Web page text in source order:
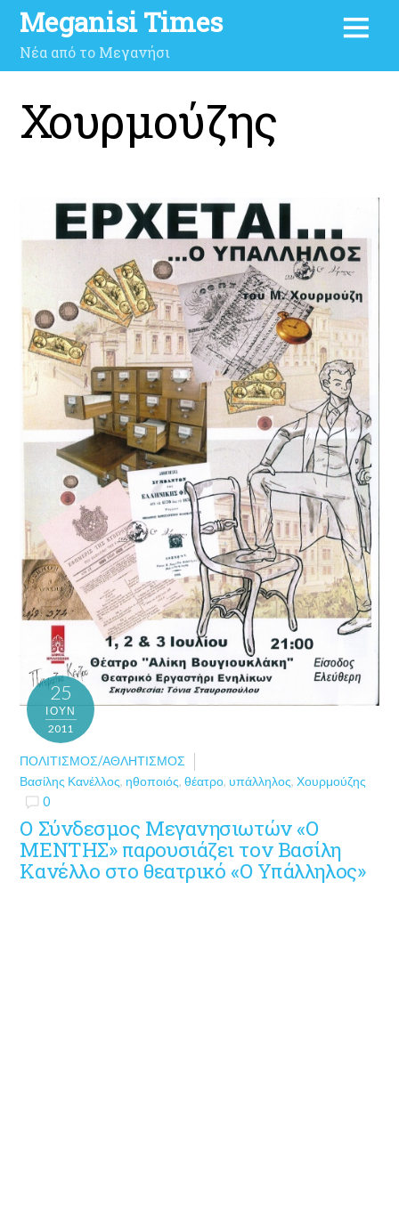
Meganisi Times
Νέα από το Μεγανήσι
Χουρμούζης
25
ΙΟΎΝ
2011
ΠΟΛΙΤΙΣΜΌΣ/ΑΘΛΗΤΙΣΜΌΣ
Βασίλης Κανέλλος,ηθοποιός,θέατρο, υπάλληλος,Χουρμούζης
0
Ο Σύνδεσμος Μεγανησιωτών «Ο
ΜΕΝΤΗΣ» παρουσιάζει τον Βασίλη
Κανέλλο στο θεατρικό «Ο Υπάλληλος»